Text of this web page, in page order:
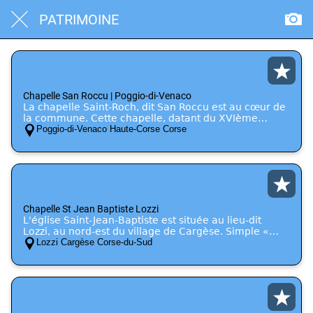
PATRIMOINE
Chapelle San Roccu | Poggio-di-Venaco
La chapelle Saint-Roch, dit San Roccu est au cœur de
la commune. Cette chapelle, datant du XVIème
siècle, elle renferme en son chœur un tableau de «
L’Assomption de la Vierge entourée de deux saints
dont Saint-Roch », classé monument historique
depuis 1995.
Poggio-di-Venaco Haute-Corse Corse
Chapelle St Jean Baptiste Lozzi
L'église Saint-Jean-Baptiste est située au lieu-dit
Lozzi, au nord-est du village de Cargèse. Simple «
chapelle domestique » en 1845, comme le fait
apparaître la documentation, l'église, du premier
quart du xixe siècle (?), remaniée en 1846, a été
érigée en succursale en 1853. Elle est dotée d'une
tour-clocher couronnée d'un dôme. La Chapelle est
Lozzi Cargèse Corse-du-Sud